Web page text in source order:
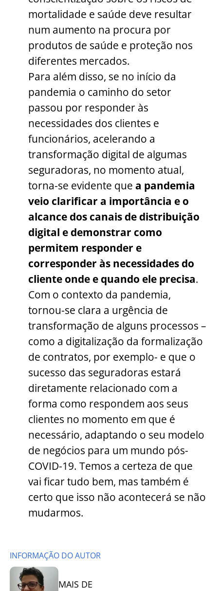
mortalidade e saúde deve resultar
num aumento na procura por
produtos de saúde e proteção nos
diferentes mercados.
Para além disso, se no início da
pandemia o caminho do setor
passou por responder às
necessidades dos clientes e
funcionários, acelerando a
transformação digital de algumas
seguradoras, no momento atual,
torna-se evidente quea pandemia
veio clarificar a importância e o
alcance dos canais de distribuição
digital e demonstrar como
permitem responder e
corresponder às necessidades do
cliente onde e quando ele precisa.
Com o contexto da pandemia,
tornou-se clara a urgência de
transformação de alguns processos –
como a digitalização da formalização
de contratos, por exemplo- e que o
sucesso das seguradoras estará
diretamente relacionado com a
forma como respondem aos seus
clientes no momento em que é
necessário, adaptando o seu modelo
de negócios para um mundo pós-
COVID-19. Temos a certeza de que
vai ficar tudo bem, mas também é
certo que isso não acontecerá se não
mudarmos.
INFORMAÇÃO DO AUTOR
MAIS DE